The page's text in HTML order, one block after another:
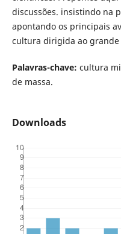
discussões. insistindo na
apontando os principais
cultura dirigida ao grande
Palavras-chave: cultura
de massa.
Downloads